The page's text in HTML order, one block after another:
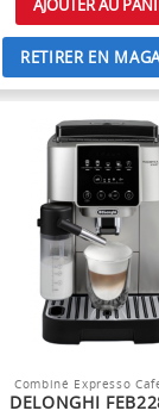
AJOUTER AU
RETIRER EN
Combiné Expresso
DELONGHI